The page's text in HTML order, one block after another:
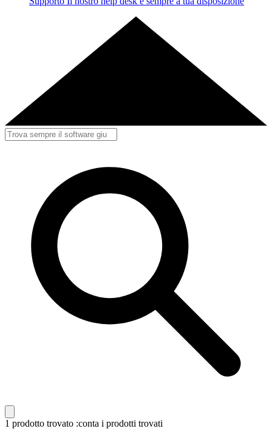
1 prodotto trovato :conta i prodotti trovati